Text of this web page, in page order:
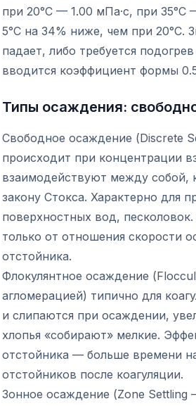
при 20°C — 1.00 мПа·с, при
5°C на 34% ниже, чем при 20°C.
падает, либо требуется
вводится коэффициент формы
Типы осаждения:
Свободное осаждение (Discrete
происходит при концентрации
взаимодействуют между собой,
закону Стокса. Характерно для
поверхностных вод,
только от отношения скорости
отстойника.
Флокулянтное осаждение
агломерацией) типично для
и слипаются при осаждении,
хлопья «собирают» мелкие.
отстойника — больше времени
отстойников после коагуляции.
Зонное осаждение (Zone Settling